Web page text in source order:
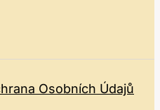
Osobních Údajů